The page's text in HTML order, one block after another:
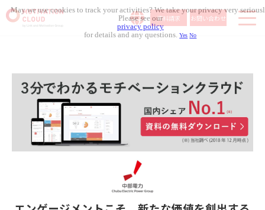
資料請求 お問い合わせ
料金体系
無料セミナー
お役立ち資料
コラム記事
組織人事メディア
May we use cookies to track your activities? We take your privacy very
Please see our
privacy policy
for details and any questions.Yes No